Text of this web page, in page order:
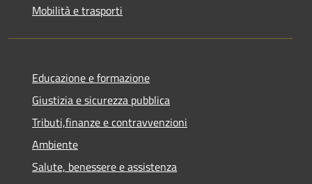
Mobilità e trasporti
Educazione e formazione
Giustizia e sicurezza pubblica
Tributi,finanze e contravvenzioni
Ambiente
Salute, benessere e assistenza